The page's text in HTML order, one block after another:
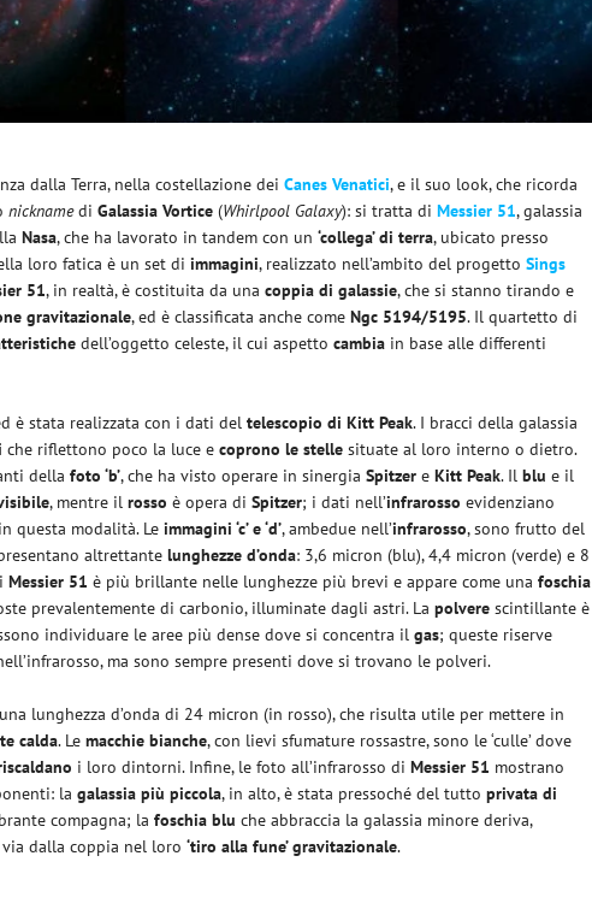
dalla Terra, nella costellazione dei Canes Venatici, e il suo look, che ricorda
nicknamediGalassia Vortice (Whirlpool Galaxy): si tratta diMessier 51, galassia
Nasa, che ha lavorato in tandem con un‘collega’ di terra, ubicato presso
loro fatica è un set di immagini, realizzato nell’ambito del progettoSings
51, in realtà, è costituita da unacoppia di galassie, che si stanno tirando e
gravitazionale, ed è classificata anche comeNgc 5194/5195. Il quartetto di
dell’oggetto celeste, il cui aspetto cambia in base alle differenti
è stata realizzata con i dati del telescopio di Kitt Peak. I bracci della galassia
che riflettono poco la luce e coprono le stelle situate al loro interno o dietro.
dellafoto ‘b’, che ha visto operare in sinergiaSpitzer eKitt Peak. Ilblu e il
, mentre ilrosso è opera diSpitzer; i dati nell’infrarosso evidenziano
in questa modalità. Leimmagini ‘c’ e ‘d’, ambedue nell’infrarosso, sono frutto del
altrettantelunghezze d’onda: 3,6 micron (blu), 4,4 micron (verde) e 8
Messier 51 è più brillante nelle lunghezze più brevi e appare come unafoschia
prevalentemente di carbonio, illuminate dagli astri. La polvere scintillante è
individuare le aree più dense dove si concentra ilgas; queste riserve
ma sono sempre presenti dove si trovano le polveri.
lunghezza d’onda di 24 micron (in rosso), che risulta utile per mettere in
calda. Lemacchie bianche, con lievi sfumature rossastre, sono le ‘culle’ dove
i loro dintorni. Infine, le foto all’infrarosso diMessier 51 mostrano
la galassia più piccola, in alto, è stata pressoché del tuttoprivata di
compagna; lafoschia blu che abbraccia la galassia minore deriva,
via dalla coppia nel loro‘tiro alla fune’ gravitazionale.